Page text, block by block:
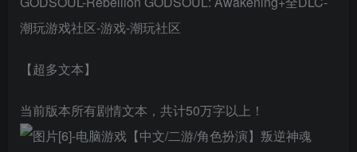
【超多文本】
当前版本所有剧情文本，共计50万字以上！